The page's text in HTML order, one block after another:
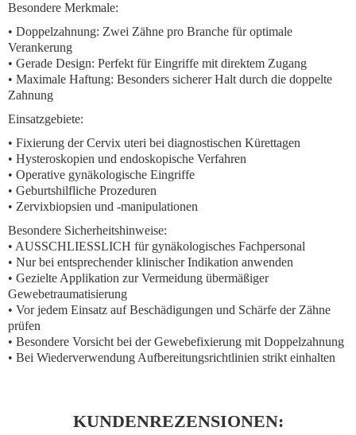
Besondere Merkmale:
• Doppelzahnung: Zwei Zähne pro Branche für optimale
Verankerung
• Gerade Design: Perfekt für Eingriffe mit direktem Zugang
• Maximale Haftung: Besonders sicherer Halt durch die doppelte
Zahnung
Einsatzgebiete:
• Fixierung der Cervix uteri bei diagnostischen Kürettagen
• Hysteroskopien und endoskopische Verfahren
• Operative gynäkologische Eingriffe
• Geburtshilfliche Prozeduren
• Zervixbiopsien und -manipulationen
Besondere Sicherheitshinweise:
• AUSSCHLIESSLICH für gynäkologisches Fachpersonal
• Nur bei entsprechender klinischer Indikation anwenden
• Gezielte Applikation zur Vermeidung übermäßiger
Gewebetraumatisierung
• Vor jedem Einsatz auf Beschädigungen und Schärfe der Zähne
prüfen
• Besondere Vorsicht bei der Gewebefixierung mit Doppelzahnung
• Bei Wiederverwendung Aufbereitungsrichtlinien strikt einhalten
KUNDENREZENSIONEN: